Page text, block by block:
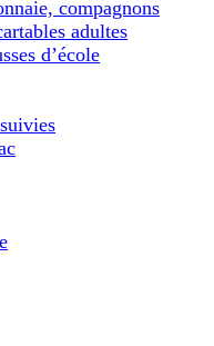
compagnons
adultes
d’école